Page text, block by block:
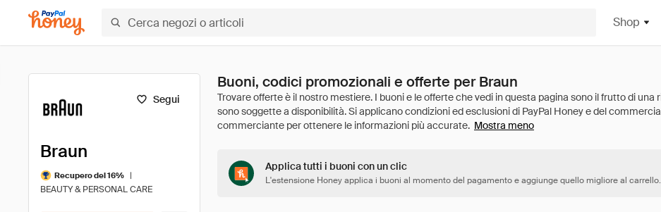
Shop
Segui
Braun
Recupero del 16%
|
BEAUTY & PERSONAL CARE
Buoni, codici promozionali e offerte per Braun
Mostra meno
Applica tutti i buoni con un clic
L'estensione Honey applica i buoni al momento del pagamento e aggiunge quello migliore al carrello.